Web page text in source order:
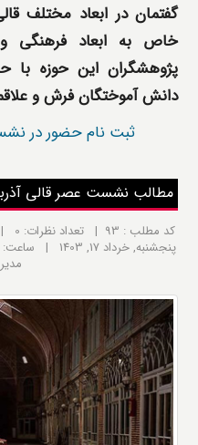
گفتمان در ابعاد مختلف
خاص به ابعاد فرهنگی
پژوهشگران این حوزه با
دانش آموختگان فرش و
ثبت نام حضور در
مطالب نشست عصر قالی